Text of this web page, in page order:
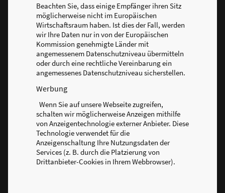
Beachten Sie, dass einige Empfänger ihren Sitz
möglicherweise nicht im Europäischen
Wirtschaftsraum haben. Ist dies der Fall, werden
wir Ihre Daten nur in von der Europäischen
Kommission genehmigte Länder mit
angemessenem Datenschutzniveau übermitteln
oder durch eine rechtliche Vereinbarung ein
angemessenes Datenschutzniveau sicherstellen.
Werbung
Wenn Sie auf unsere Webseite zugreifen,
schalten wir möglicherweise Anzeigen mithilfe
von Anzeigentechnologie externer Anbieter. Diese
Technologie verwendet für die
Anzeigenschaltung Ihre Nutzungsdaten der
Services (z. B. durch die Platzierung von
Drittanbieter-Cookies in Ihrem Webbrowser).